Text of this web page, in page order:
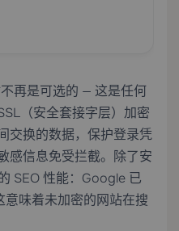
再是可选的 — 这是任何
（安全套接字层）加密
交换的数据，保护登录凭
感信息免受拦截。除了安
SEO 性能：Google 已
味着未加密的网站在搜